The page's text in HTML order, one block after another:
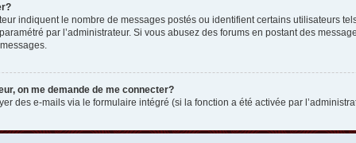
indiquent le nombre de messages postés ou identifient certains utilisateurs
par l’administrateur. Si vous abusez des forums en postant des
on me demande de me connecter?
des e-mails via le formulaire intégré (si la fonction a été activée par